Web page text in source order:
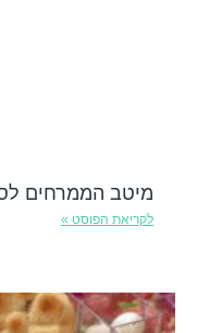
מיטב הממרחים
לקריאת הפוסט »